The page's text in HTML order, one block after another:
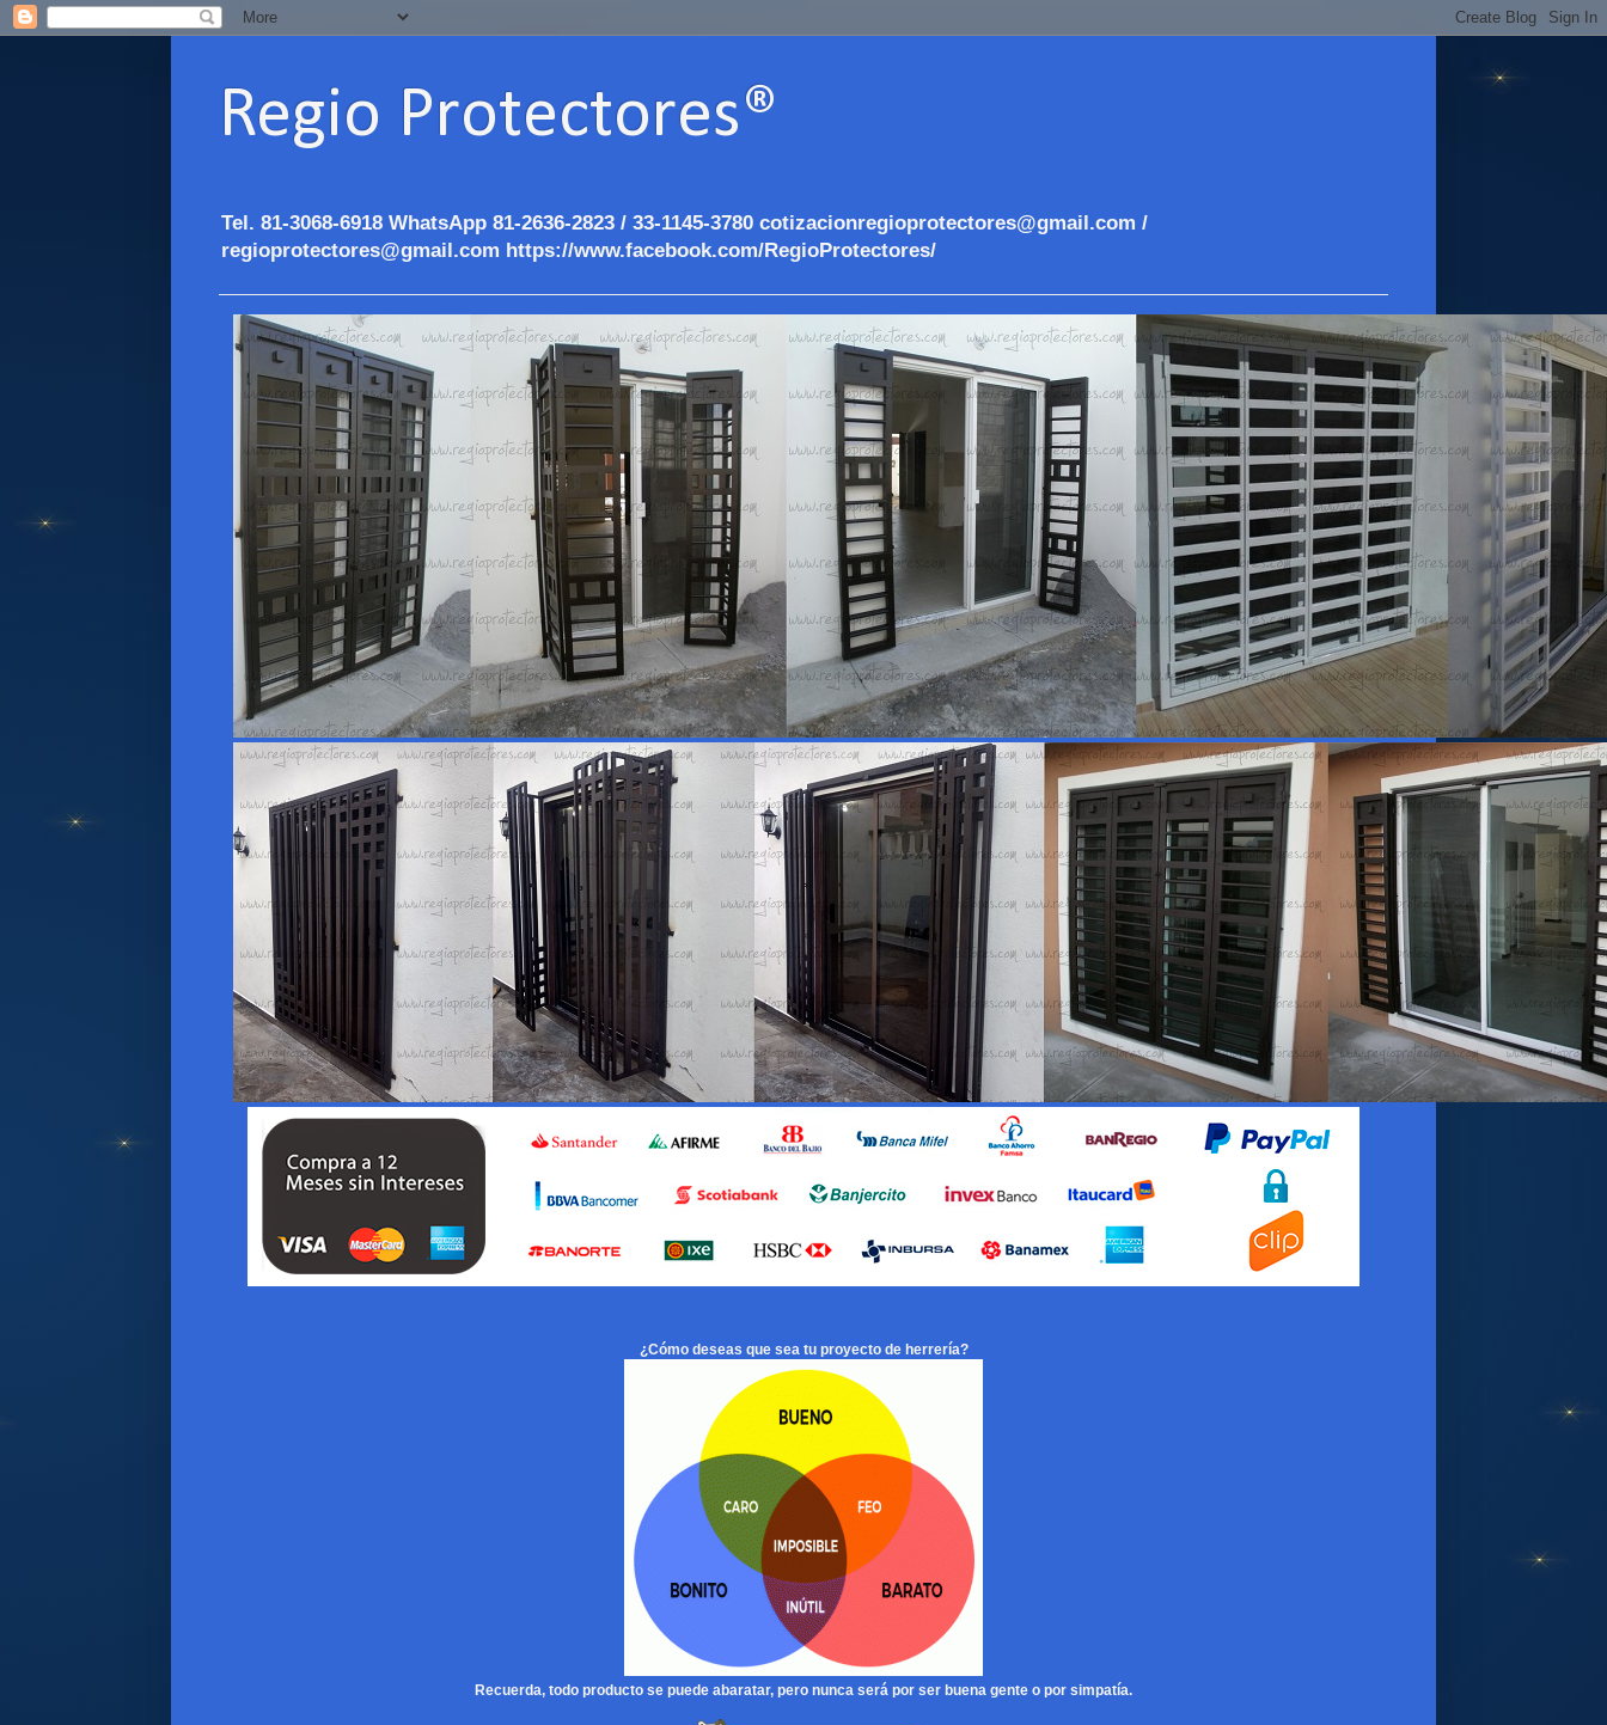
Regio Protectores®
Tel. 81-3068-6918 WhatsApp 81-2636-2823 / 33-1145-3780 cotizacionregioprotectores@gmail.com /
regioprotectores@gmail.com https://www.facebook.com/RegioProtectores/
¿Cómo deseas que sea tu proyecto de herrería?
Recuerda, todo producto se puede abaratar, pero nunca será por ser buena gente o por simpatía.